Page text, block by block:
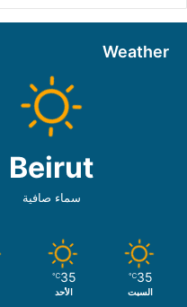
Weather
Beirut
سماء صافية
35
℃
السبت
35
℃
الأحد